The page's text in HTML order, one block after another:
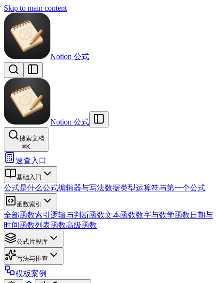
Skip to main content
Notion 公式
Notion 公式
搜索文档
⌘K
速查入口
基础入门
公式是什么公式编辑器与写法数据类型运算符与第一个公式
函数索引
全部函数索引 逻辑与判断函数文本函数数字与数学函数 日期与
时间函数列表函数高级函数
公式片段库
写法与排查
模板案例